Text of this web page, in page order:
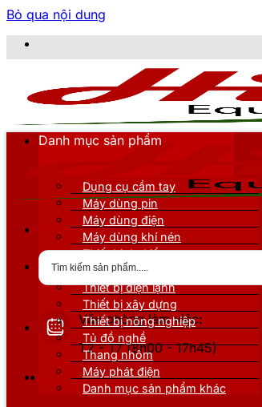
Bỏ qua nội dung
Văn phòng làm việc:
T2 - T7 (8h00 - 17h45)
Danh mục sản phẩm
Dụng cụ cầm tay
Máy dùng pin
Máy dùng điện
Máy dùng khí nén
Thiết bị đo kiểm
Thiết bị nâng đỡ
Thiết bị điện lạnh
Thiết bị xây dựng
Thiết bị nông nghiệp
Tủ đồ nghề
Thang nhôm
Máy phát điện
Danh mục sản phẩm khác